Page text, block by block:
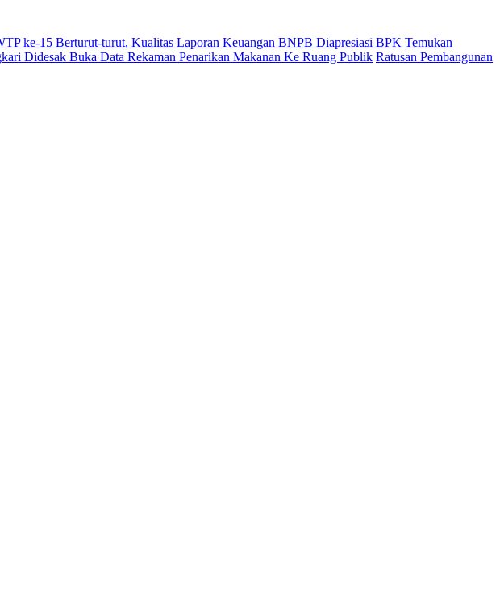
ke-15 Berturut-turut, Kualitas Laporan Keuangan BNPB Diapresiasi BPK Temukan
Didesak Buka Data Rekaman Penarikan Makanan Ke Ruang Publik Ratusan Pembangunan